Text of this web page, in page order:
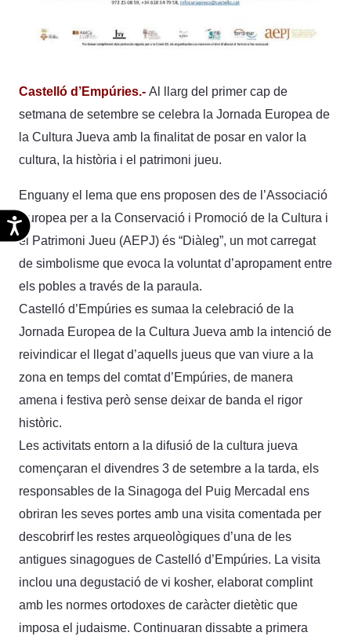
Accesibilidad
Castelló d’Empúries.- Al llarg del primer cap de
setmana de setembre se celebra la Jornada Europea de
la Cultura Jueva amb la finalitat de posar en valor la
cultura, la història i el patrimoni jueu.
Enguany el lema que ens proposen des de l’Associació
Europea per a la Conservació i Promoció de la Cultura i
el Patrimoni Jueu (AEPJ) és “Diàleg”, un mot carregat
de simbolisme que evoca la voluntat d’apropament entre
els pobles a través de la paraula.
Castelló d’Empúries es sumaa la celebració de la
Jornada Europea de la Cultura Jueva amb la intenció de
reivindicar el llegat d’aquells jueus que van viure a la
zona en temps del comtat d’Empúries, de manera
amena i festiva però sense deixar de banda el rigor
històric.
Les activitats entorn a la difusió de la cultura jueva
començaran el divendres 3 de setembre a la tarda, els
responsables de la Sinagoga del Puig Mercadal ens
obriran les seves portes amb una visita comentada per
descobrirf les restes arqueològiques d’una de les
antigues sinagogues de Castelló d’Empúries. La visita
inclou una degustació de vi kosher, elaborat complint
amb les normes ortodoxes de caràcter dietètic que
imposa el judaisme. Continuaran dissabte a primera